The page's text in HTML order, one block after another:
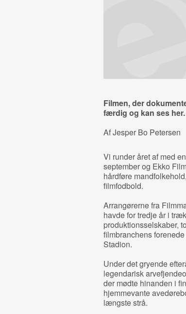
Filmen, der
færdig og kan ses her.
Af Jesper Bo Petersen
Vi runder året af med
september og Ekko
hårdføre
filmfodbold.
Arrangørerne fra
havde for tredje år i
produktionsselskaber,
filmbranchens
Stadion.
Under det gryende
legendarisk
der mødte hinanden i
hjemmevante
længste strå.